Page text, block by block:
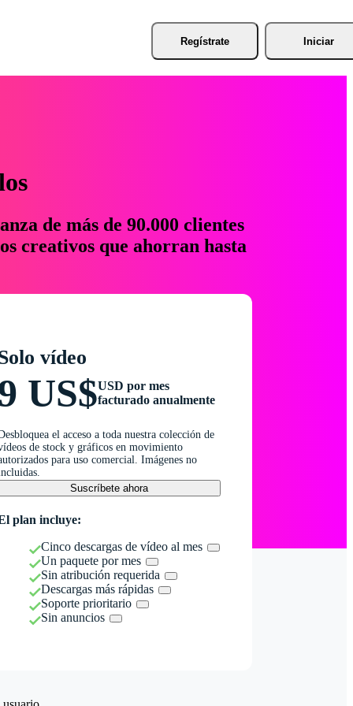
Regístrate Iniciar
de más de 90.000 clientes
creativos que ahorran hasta
vídeo
US$USD por mes
facturado anualmente
el acceso a toda nuestra colección de
de stock y gráficos en movimiento
para uso comercial. Imágenes no
Suscríbete ahora
plan incluye:
Cinco descargas de vídeo al mes
Un paquete por mes
Sin atribución requerida
Descargas más rápidas
Soporte prioritario
Sin anuncios